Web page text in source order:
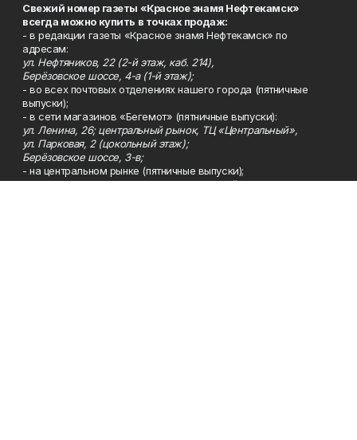
Свежий номер газеты «Красное знамя Нефтекамск»
всегда можно купить в точках продаж:
- в редакции газеты «Красное знамя Нефтекамск» по
адресам:
ул. Нефтяников, 22 (2-й этаж, каб. 214),
Берёзовское шоссе, 4-а (1-й этаж);
- во всех почтовых отделениях нашего города (пятничные
выпуски);
- в сети магазинов «Бегемот» (пятничные выпуски):
ул. Ленина, 26; центральный рынок, ТЦ «Центральный»,
ул. Парковая, 2 (цокольный этаж);
Берёзовское шоссе, 3-в;
- на центральном рынке (пятничные выпуски);
- в киосках на автовокзале и на пр.Юбилейном, 5.